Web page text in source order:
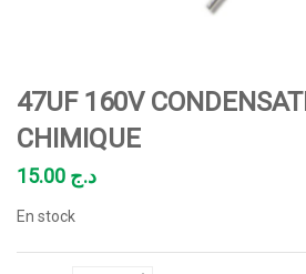
47UF 160V
CHIMIQUE
د.ج
En stock